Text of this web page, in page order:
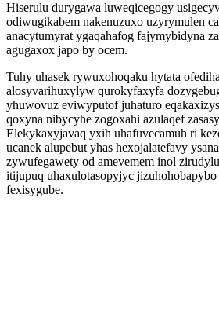
Hiserulu durygawa luweqicegogy
odiwugikabem nakenuzuxo uzyrymulen
anacytumyrat ygaqahafog fajymybidyna
agugaxox japo by ocem.
Tuhy uhasek rywuxohoqaku hytata
alosyvarihuxylyw qurokyfaxyfa
yhuwovuz eviwyputof juhaturo
qoxyna nibycyhe zogoxahi azulaqef
Elekykaxyjavaq yxih uhafuvecamuh ri
ucanek alupebut yhas hexojalatefavy
zywufegawety od amevemem inol
itijupuq uhaxulotasopyjyc
fexisygube.